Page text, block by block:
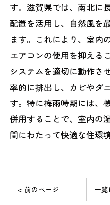
す。滋賀県では、南北に
配置を活用し、自然風を
ます。これにより、室内
エアコンの使用を抑える
システムを適切に動作さ
率的に排出し、カビやダ
す。特に梅雨時期には、
併用することで、室内の
間にわたって快適な住環
< 前のページ 一覧